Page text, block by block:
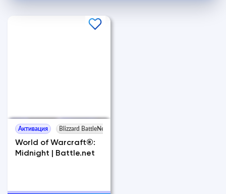
Активация Blizzard BattleNet
World of Warcraft®:
Midnight | Battle.net